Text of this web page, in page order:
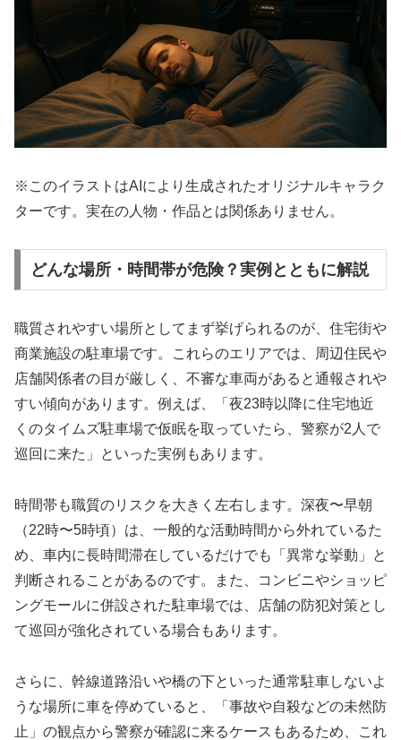
※このイラストはAIにより生成されたオリジナルキャラク
ターです。実在の人物・作品とは関係ありません。
どんな場所・時間帯が危険？実例とともに解説
職質されやすい場所としてまず挙げられるのが、住宅街や
商業施設の駐車場です。これらのエリアでは、周辺住民や
店舗関係者の目が厳しく、不審な車両があると通報されや
すい傾向があります。例えば、「夜23時以降に住宅地近
くのタイムズ駐車場で仮眠を取っていたら、警察が2人で
巡回に来た」といった実例もあります。
時間帯も職質のリスクを大きく左右します。深夜〜早朝
（22時〜5時頃）は、一般的な活動時間から外れているた
め、車内に長時間滞在しているだけでも「異常な挙動」と
判断されることがあるのです。また、コンビニやショッピ
ングモールに併設された駐車場では、店舗の防犯対策とし
て巡回が強化されている場合もあります。
さらに、幹線道路沿いや橋の下といった通常駐車しないよ
うな場所に車を停めていると、「事故や自殺などの未然防
止」の観点から警察が確認に来るケースもあるため、これ